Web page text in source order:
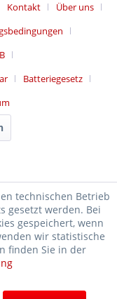
Kontakt
Über uns
Batteriegesetz
technischen Betrieb
gesetzt werden. Bei
gespeichert, wenn
wir statistische
finden Sie in der